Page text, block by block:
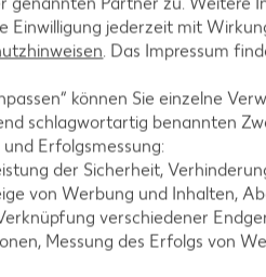
Salat-Rezepte
Spargel-Rezepte
Fleisch-Rezepte
Fisch-Rezepte
Einwilligung jederzeit mit
. Das Impressum
können Sie einzelne
schlagwortartig benannten
Erfolgsmessung:
der Sicherheit,
von Werbung und Inhalten,
verschiedener
Messung des Erfolgs von